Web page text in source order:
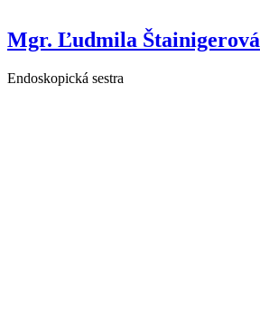
Mgr. Ľudmila Štainigerová
Endoskopická sestra